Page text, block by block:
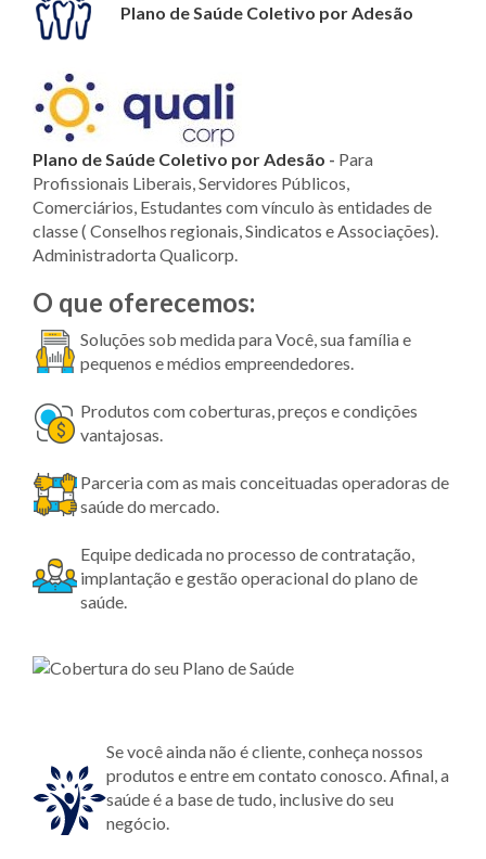
Plano de Saúde Coletivo por Adesão
Plano de Saúde Coletivo por Adesão - Para
Profissionais Liberais, Servidores Públicos,
Comerciários, Estudantes com vínculo às entidades de
classe ( Conselhos regionais, Sindicatos e Associações).
Administradorta Qualicorp.
O que oferecemos:
Soluções sob medida para Você, sua família e
pequenos e médios empreendedores.
Produtos com coberturas, preços e condições
vantajosas.
Parceria com as mais conceituadas operadoras de
saúde do mercado.
Equipe dedicada no processo de contratação,
implantação e gestão operacional do plano de
saúde.
Se você ainda não é cliente, conheça nossos
produtos e entre em contato conosco. Afinal, a
saúde é a base de tudo, inclusive do seu
negócio.